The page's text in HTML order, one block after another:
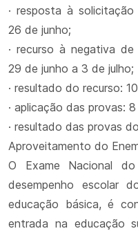
· resposta à
26 de junho;
· recurso à negativa
29 de junho a 3 de julho;
· resultado do recurso:
· aplicação das provas:
· resultado das provas
Aproveitamento do
O Exame Nacional
desempenho escolar
educação básica, é
entrada na educação